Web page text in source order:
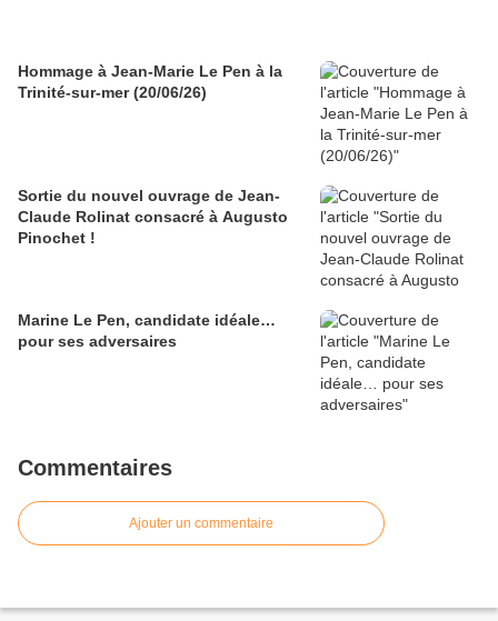
Hommage à Jean-Marie Le Pen à la
Trinité-sur-mer (20/06/26)
Sortie du nouvel ouvrage de Jean-
Claude Rolinat consacré à Augusto
Pinochet !
Marine Le Pen, candidate idéale…
pour ses adversaires
Commentaires
Ajouter un commentaire